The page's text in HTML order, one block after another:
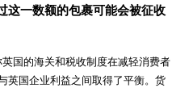
这一数额的包裹可能会被征收
国的海关和税收制度在减轻消费者
英国企业利益之间取得了平衡。货